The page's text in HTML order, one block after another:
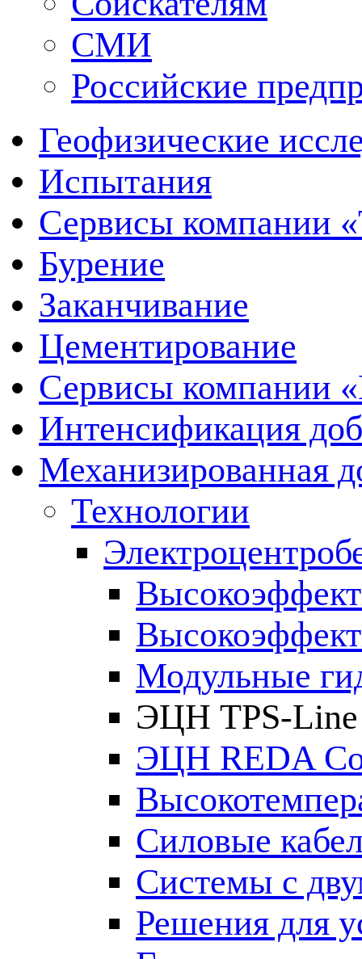
СМИ
Российские
Геофизические
Испытания
Сервисы компании
Бурение
Заканчивание
Цементирование
Сервисы компании
Интенсификация
Механизированная
Технологии
Модульные
ЭЦН TPS-Line
ЭЦН REDA
Силовые
Системы с
Решения для